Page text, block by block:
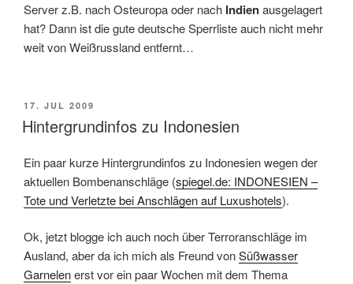
Server z.B. nach Osteuropa oder nach Indienausgelagert
hat? Dann ist die gute deutsche Sperrliste auch nicht mehr
weit von Weißrussland entfernt…
POSTED
ON
17. JUL 2009
Hintergrundinfos zu Indonesien
Ein paar kurze Hintergrundinfos zu Indonesien wegen der
aktuellen Bombenanschläge (spiegel.de: INDONESIEN –
Tote und Verletzte bei Anschlägen auf Luxushotels).
Ok, jetzt blogge ich auch noch über Terroranschläge im
Ausland, aber da ich mich als Freund vonSüßwasser
Garnelenerst vor ein paar Wochen mit dem Thema